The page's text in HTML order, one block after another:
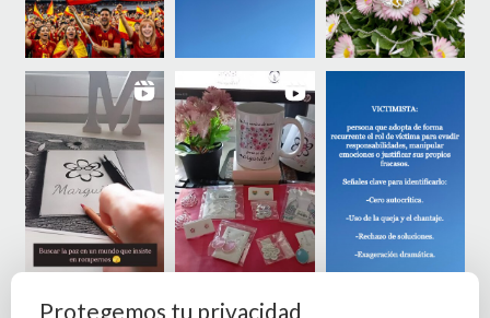
Protegemos tu privacidad